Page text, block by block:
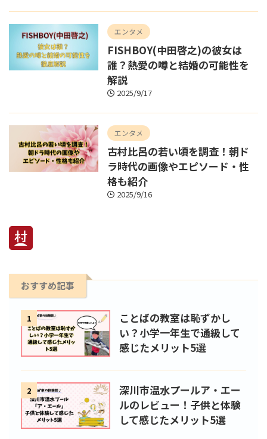
エンタメ
FISHBOY(中田啓之)の彼女は
誰？熱愛の噂と結婚の可能性を
解説
2025/9/17
エンタメ
古村比呂の若い頃を調査！朝ド
ラ時代の画像やエピソード・性
格も紹介
2025/9/16
おすすめ記事
1
ことばの教室は恥ずかし
い？小学一年生で通級して
感じたメリット5選
2
深川市温水プールア・エー
ルのレビュー！子供と体験
して感じたメリット5選